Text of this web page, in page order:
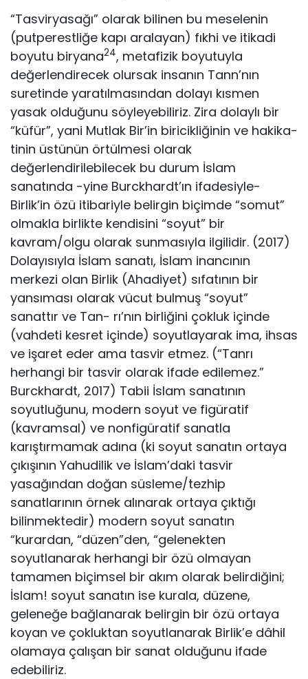
“Tasviryasağı” olarak bilinen bu meselenin
(putperestli­ğe kapı aralayan) fıkhi ve itikadi
boyutu biryana24, metafizik bo­yutuyla
değerlendirecek olursak insanın Tann’nın
suretinde ya­ratılmasından dolayı kısmen
yasak olduğunu söyleyebiliriz. Zi­ra dolaylı bir
“küfür”, yani Mutlak Bir’in biricikliğinin ve hakika­
tinin üstünün örtülmesi olarak
değerlendirilebilecek bu durum İslam
sanatında -yine Burckhardt’ın ifadesiyle-
Birlik’in özü itiba­riyle belirgin biçimde “somut”
olmakla birlikte kendisini “soyut” bir
kavram/olgu olarak sunmasıyla ilgilidir. (2017)
Dolayısıyla İs­lam sanatı, İslam inancının
merkezi olan Birlik (Ahadiyet) sıfatı­nın bir
yansıması olarak vücut bulmuş “soyut”
sanattır ve Tan- rı’nın birliğini çokluk içinde
(vahdeti kesret içinde) soyutlayarak ima, ihsas
ve işaret eder ama tasvir etmez. (“Tanrı
herhangi bir tasvir olarak ifade edilemez.”
Burckhardt, 2017) Tabii İslam sa­natının
soyutluğunu, modern soyut ve figüratif
(kavramsal) ve nonfigüratif sanatla
karıştırmamak adına (ki soyut sanatın orta­ya
çıkışının Yahudilik ve İslam’daki tasvir
yasağından doğan süsleme/tezhip
sanatlarının örnek alınarak ortaya çıktığı
bilinmek­tedir) modern soyut sanatın
“kurardan, “düzen”den, “gelenek­ten
soyutlanarak herhangi bir özü olmayan
tamamen biçimsel bir akım olarak belirdiğini;
İslam! soyut sanatın ise kurala, düze­ne,
geleneğe bağlanarak belirgin bir özü ortaya
koyan ve çok­luktan soyutlanarak Birlik’e dâhil
olamaya çalışan bir sanat ol­duğunu ifade
edebiliriz.